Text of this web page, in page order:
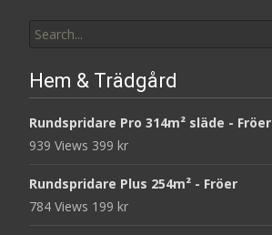
for:
Hem & Trädgård
Rundspridare Pro 314m² släde - Fröer
939 Views 399 kr
Rundspridare Plus 254m² - Fröer
784 Views 199 kr